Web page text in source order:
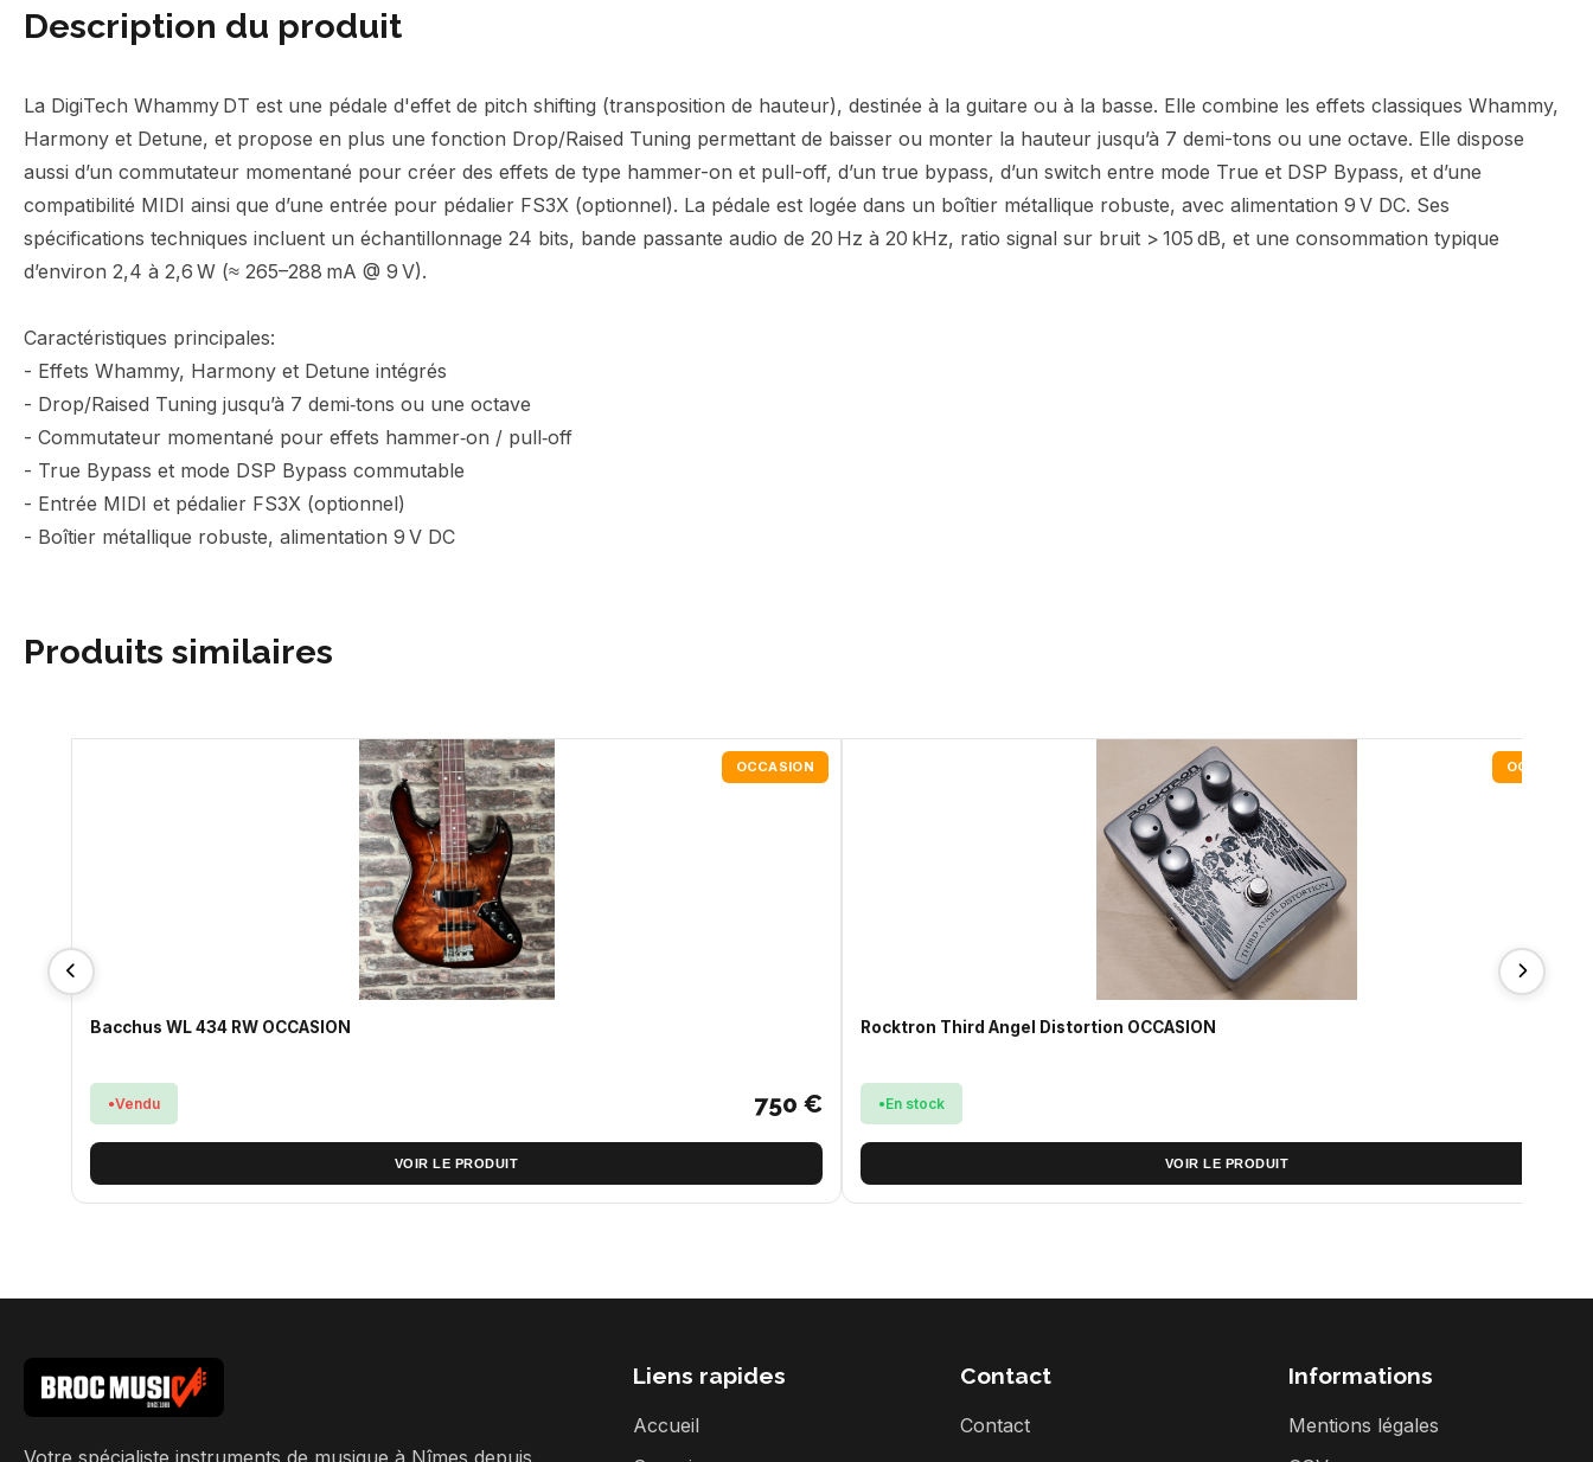
Description du produit
La DigiTech Whammy DT est une pédale d'effet de pitch shifting (transposition de hauteur), destinée à la guitare ou à la basse. Elle combine les effets classiques Whammy,
Harmony et Detune, et propose en plus une fonction Drop/Raised Tuning permettant de baisser ou monter la hauteur jusqu’à 7 demi-tons ou une octave. Elle dispose
aussi d’un commutateur momentané pour créer des effets de type hammer-on et pull-off, d’un true bypass, d’un switch entre mode True et DSP Bypass, et d’une
compatibilité MIDI ainsi que d’une entrée pour pédalier FS3X (optionnel). La pédale est logée dans un boîtier métallique robuste, avec alimentation 9 V DC. Ses
spécifications techniques incluent un échantillonnage 24 bits, bande passante audio de 20 Hz à 20 kHz, ratio signal sur bruit > 105 dB, et une consommation typique
d’environ 2,4 à 2,6 W (≈ 265–288 mA @ 9 V).
Caractéristiques principales:
- Effets Whammy, Harmony et Detune intégrés
- Drop/Raised Tuning jusqu’à 7 demi‑tons ou une octave
- Commutateur momentané pour effets hammer‑on / pull‑off
- True Bypass et mode DSP Bypass commutable
- Entrée MIDI et pédalier FS3X (optionnel)
- Boîtier métallique robuste, alimentation 9 V DC
Produits similaires
OCCASION
Bacchus WL 434 RW OCCASION
Vendu 750 €
VOIR LE PRODUIT
OCCASION
Rocktron Third Angel Distortion OCCASION
En stock
VOIR LE PRODUIT
Votre spécialiste instruments de musique à Nîmes depuis
Liens rapides
Accueil
Contact
Contact
Informations
Mentions légales